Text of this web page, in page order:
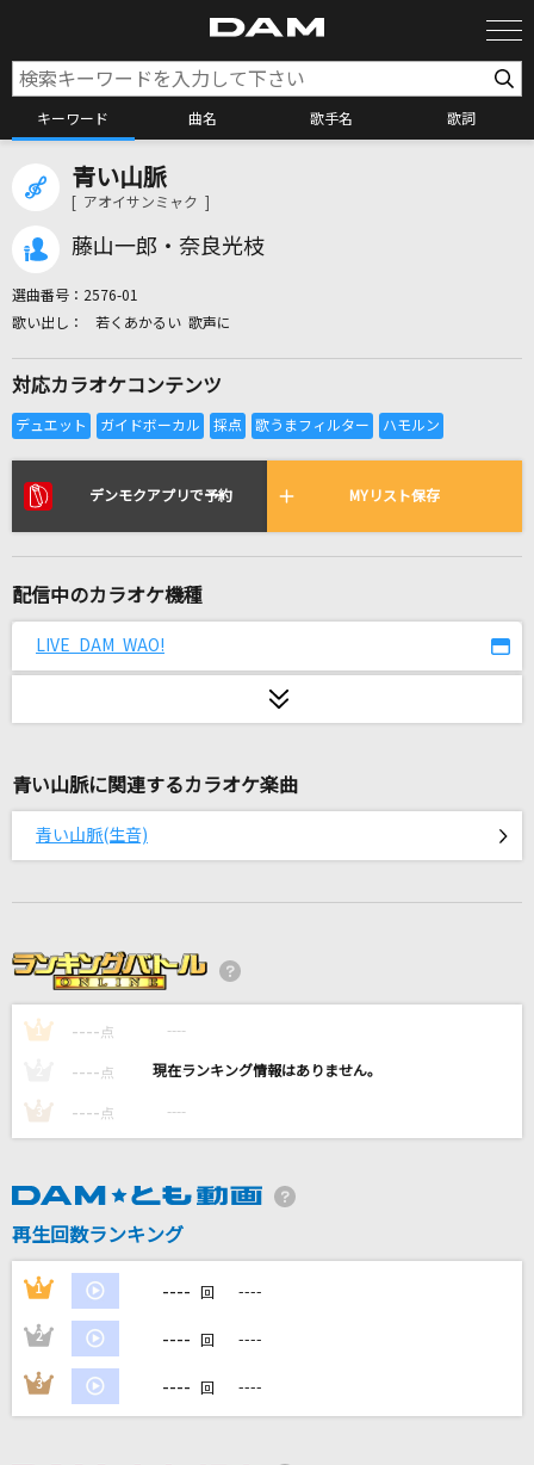
キーワード 曲名 歌手名 歌詞
全国りれき
リアルタイムで歌われている曲の一覧
[生音]ミュージック・アワー
つなぐ
[生音]迷宮ラブソング
嵐(アラシ)
[生音]マリーゴールド
チューリングラブ feat.Sou
ナナヲアカリ
Mr.Children
FRUITS ZIPPER
青のすみか
キタニタツヤ
一二三
Penthouse
青い山脈
[ アオイサンミャク ]
藤山一郎・奈良光枝
選曲番号： 2576-01
若くあかるい 歌声に
対応カラオケコンテンツ
デンモクアプリで予約 MYリスト保存
配信中のカラオケ機種
LIVE DAM WAO!
青い山脈に関連するカラオケ楽曲
青い山脈(生音)
1 ---- 点 ----
---- 点 ----
3 ---- 点 ----
再生回数ランキング
1 ---- 回 ----
2 ---- 回 ----
3 ---- 回 ----